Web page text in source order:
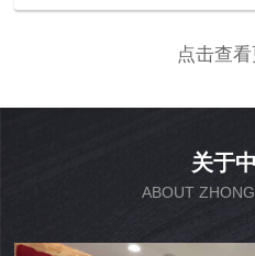
点击查
关于
ABOUT